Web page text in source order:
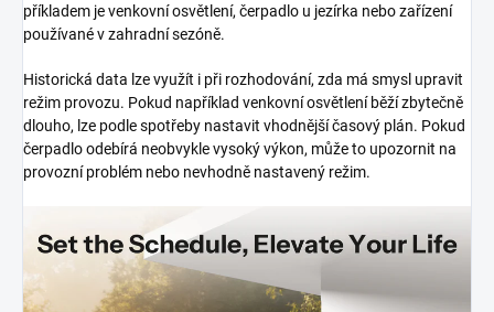
příkladem je venkovní osvětlení, čerpadlo u jezírka nebo zařízení
používané v zahradní sezóně.
Historická data lze využít i při rozhodování, zda má smysl upravit
režim provozu. Pokud například venkovní osvětlení běží zbytečně
dlouho, lze podle spotřeby nastavit vhodnější časový plán. Pokud
čerpadlo odebírá neobvykle vysoký výkon, může to upozornit na
provozní problém nebo nevhodně nastavený režim.